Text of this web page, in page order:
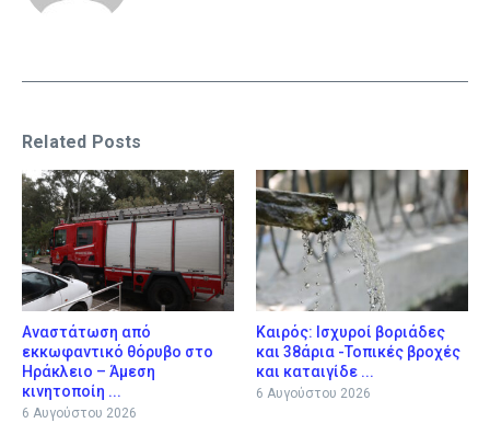
Related Posts
Αναστάτωση από
εκκωφαντικό θόρυβο στο
Ηράκλειο – Άμεση
κινητοποίη ...
6 Αυγούστου 2026
Καιρός: Ισχυροί βοριάδες
και 38άρια -Τοπικές βροχές
και καταιγίδε ...
6 Αυγούστου 2026